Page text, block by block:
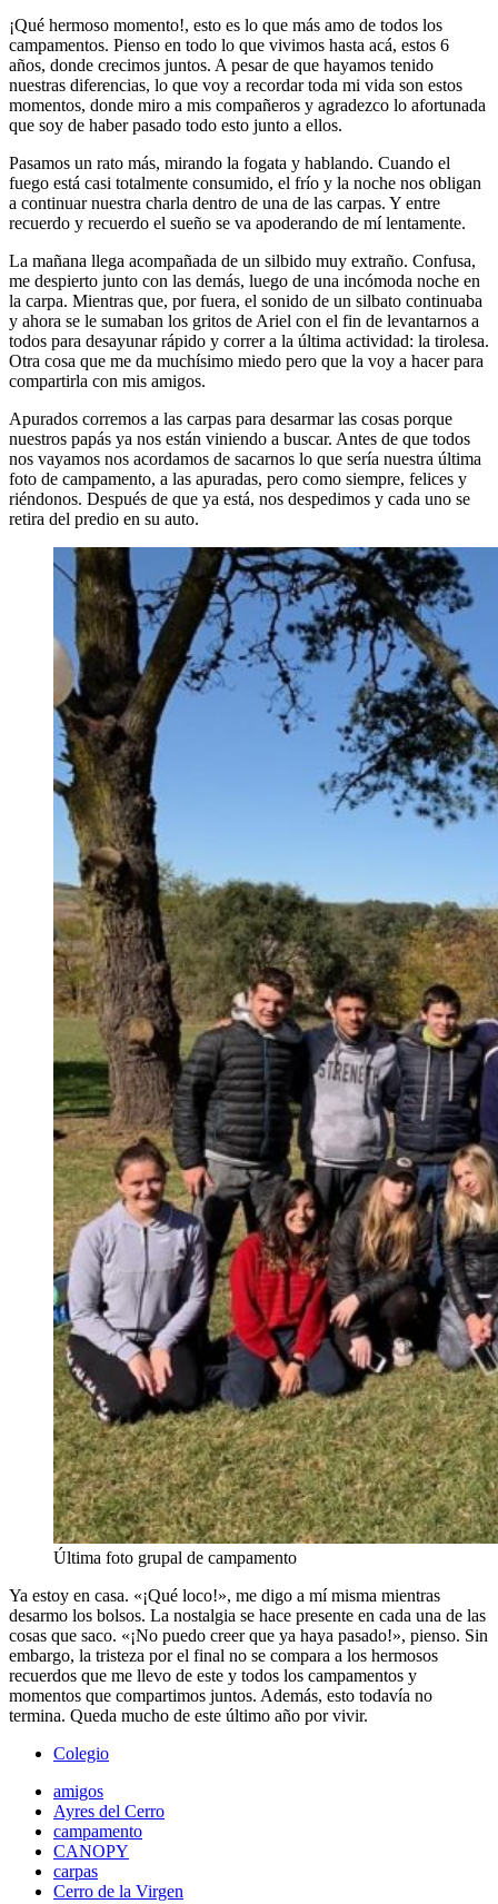
¡Qué hermoso momento!, esto es lo que más amo de todos los
campamentos. Pienso en todo lo que vivimos hasta acá, estos 6
años, donde crecimos juntos. A pesar de que hayamos tenido
nuestras diferencias, lo que voy a recordar toda mi vida son estos
momentos, donde miro a mis compañeros y agradezco lo afortunada
que soy de haber pasado todo esto junto a ellos.
Pasamos un rato más, mirando la fogata y hablando. Cuando el
fuego está casi totalmente consumido, el frío y la noche nos obligan
a continuar nuestra charla dentro de una de las carpas. Y entre
recuerdo y recuerdo el sueño se va apoderando de mí lentamente.
La mañana llega acompañada de un silbido muy extraño. Confusa,
me despierto junto con las demás, luego de una incómoda noche en
la carpa. Mientras que, por fuera, el sonido de un silbato continuaba
y ahora se le sumaban los gritos de Ariel con el fin de levantarnos a
todos para desayunar rápido y correr a la última actividad: la tirolesa.
Otra cosa que me da muchísimo miedo pero que la voy a hacer para
compartirla con mis amigos.
Apurados corremos a las carpas para desarmar las cosas porque
nuestros papás ya nos están viniendo a buscar. Antes de que todos
nos vayamos nos acordamos de sacarnos lo que sería nuestra última
foto de campamento, a las apuradas, pero como siempre, felices y
riéndonos. Después de que ya está, nos despedimos y cada uno se
retira del predio en su auto.
Última foto grupal de campamento
Ya estoy en casa. «¡Qué loco!», me digo a mí misma mientras
desarmo los bolsos. La nostalgia se hace presente en cada una de las
cosas que saco. «¡No puedo creer que ya haya pasado!», pienso. Sin
embargo, la tristeza por el final no se compara a los hermosos
recuerdos que me llevo de este y todos los campamentos y
momentos que compartimos juntos. Además, esto todavía no
termina. Queda mucho de este último año por vivir.
Colegio
amigos
Ayres del Cerro
campamento
CANOPY
carpas
Cerro de la Virgen